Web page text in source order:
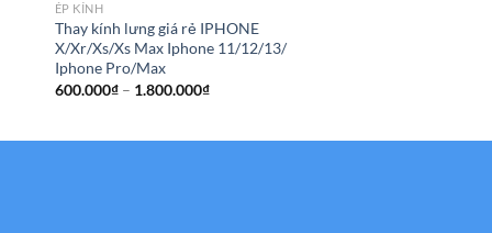
ÉP KÍNH
Thay kính lưng giá rẻ IPHONE
X/Xr/Xs/Xs Max Iphone 11/12/13/
Iphone Pro/Max
600.000₫ – 1.800.000₫Khoảng